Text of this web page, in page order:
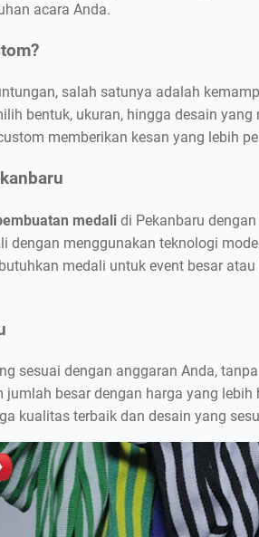
acara Anda.
salah satunya adalah
bentuk, ukuran, hingga desain
memberikan kesan yang lebih
medali di Pekanbaru
dengan menggunakan teknologi
medali untuk event besar
sesuai dengan anggaran Anda,
besar dengan harga yang
kualitas terbaik dan desain yang